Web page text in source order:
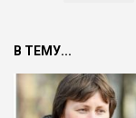
В ТЕМУ...